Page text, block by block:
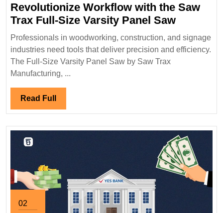
31,
2026
Revolutionize Workflow with the Saw
Trax Full-Size Varsity Panel Saw
with
Varsity
Panel
Saw
Professionals in woodworking, construction, and signage
industries need tools that deliver precision and efficiency.
The Full-Size Varsity Panel Saw by Saw Trax
Manufacturing, ...
Read Full Read
Full
02